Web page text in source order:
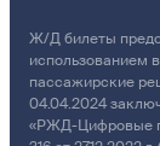
Ж/Д билеты
пассажирские
04.04.2024
«РЖД-Цифровые